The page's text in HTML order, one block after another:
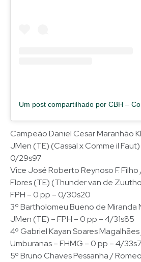
Campeão Daniel Cesar Maranhão
JMen (TE) (Cassal x Comme il
0/29s97
Vice José Roberto Reynoso F.
Flores (TE) (Thunder van de
FPH – 0 pp – 0/30s20
3º Bartholomeu Bueno de Miranda
JMen (TE) – FPH – 0 pp – 4/31s85
4º Gabriel Kayan Soares
Umburanas – FHMG – 0 pp – 4/
5º Bruno Chaves Pessanha /